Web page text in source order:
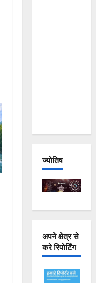
ज्योतिष
अपने क्षेत्र से
करे रिपोर्टिंग